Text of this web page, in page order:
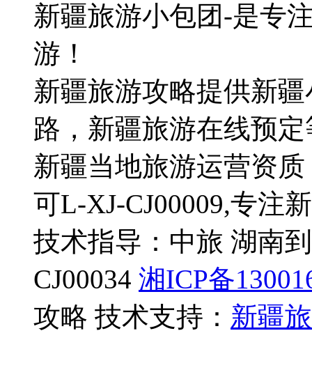
新疆旅游小包团-是专
游！
新疆旅游攻略提供新
路，新疆旅游在线预
新疆当地旅游运营资
可L-XJ-CJ00009,专注
技术指导：中旅 湖南
CJ00034 湘ICP备
攻略 技术支持： 新疆